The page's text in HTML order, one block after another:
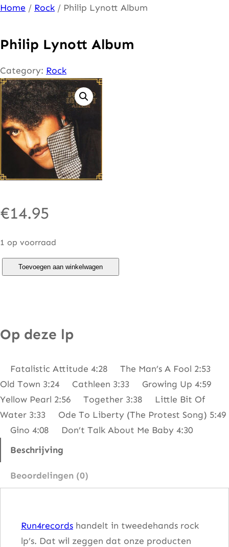
Ga
de
Home / Rock / Philip Lynott Album
Philip Lynott Album
Category: Rock
€14.95
1 op voorraad
p
n
o
t
l
Toevoegen aan winkelwagen
Op deze lp
Fatalistic Attitude 4:28 The Man’s A Fool 2:53
Old Town 3:24 Cathleen 3:33 Growing Up 4:59
Yellow Pearl 2:56 Together 3:38 Little Bit Of
Water 3:33 Ode To Liberty (The Protest Song) 5:49
Gino 4:08 Don’t Talk About Me Baby 4:30
Beschrijving
Beoordelingen (0)
Run4records handelt in tweedehands rock
lp’s. Dat wil zeggen dat onze producten